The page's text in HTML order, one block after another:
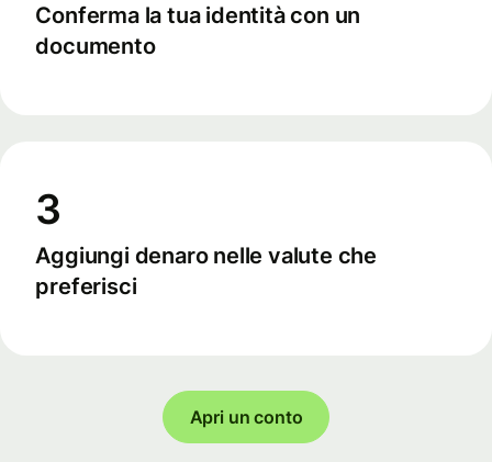
Conferma la tua identità con un
documento
3
Aggiungi denaro nelle valute che
preferisci
Apri un conto